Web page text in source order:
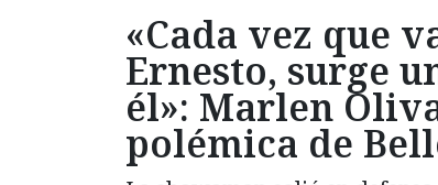
«Cada vez que
Ernesto, surge
él»: Marlen
polémica de